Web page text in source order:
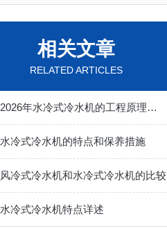
相关文章
RELATED ARTICLES
2026年水冷式冷水机的工程原理与系统集成
水冷式冷水机的特点和保养措施
风冷式冷水机和水冷式冷水机的比较
水冷式冷水机特点详述